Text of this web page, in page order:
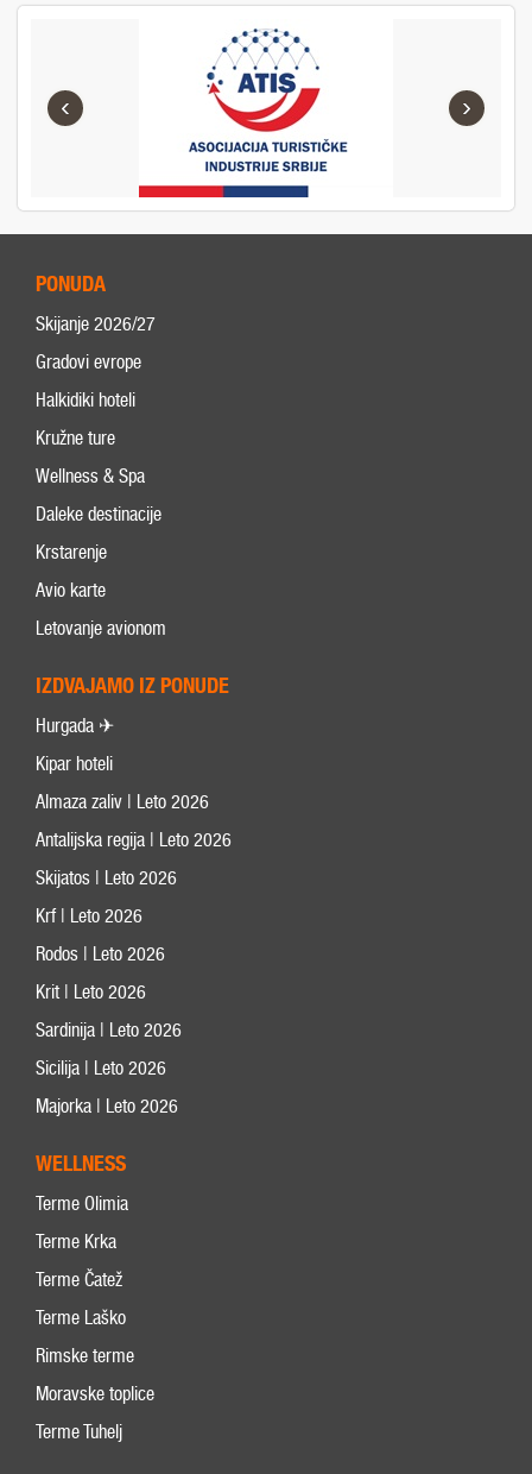
‹ ›
PONUDA
Skijanje 2026/27
Gradovi evrope
Halkidiki hoteli
Kružne ture
Wellness & Spa
Daleke destinacije
Krstarenje
Avio karte
Letovanje avionom
IZDVAJAMO IZ PONUDE
Hurgada ✈
Kipar hoteli
Almaza zaliv | Leto 2026
Antalijska regija | Leto 2026
Skijatos | Leto 2026
Krf | Leto 2026
Rodos | Leto 2026
Krit | Leto 2026
Sardinija | Leto 2026
Sicilija | Leto 2026
Majorka | Leto 2026
WELLNESS
Terme Olimia
Terme Krka
Terme Čatež
Terme Laško
Rimske terme
Moravske toplice
Terme Tuhelj